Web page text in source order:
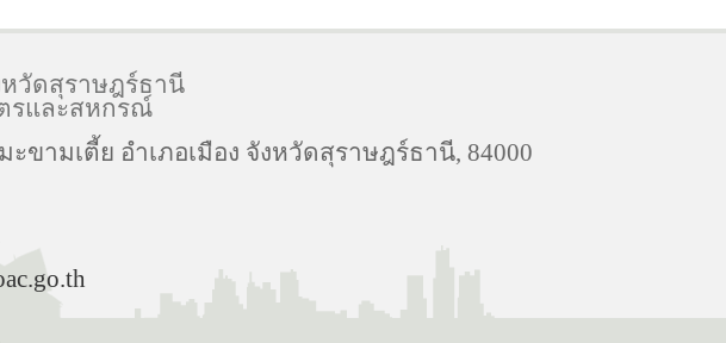
วัดสุราษฎร์ธานี
รและสหกรณ์
ามเตี้ย อำเภอเมือง จังหวัดสุราษฎร์ธานี, 84000